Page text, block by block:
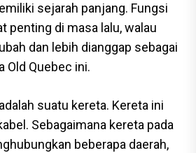
sejarah panjang. Fungsi
penting di masa lalu, walau
dan lebih dianggap sebagai
Old Quebec ini.
suatu kereta. Kereta ini
Sebagaimana kereta pada
beberapa daerah,